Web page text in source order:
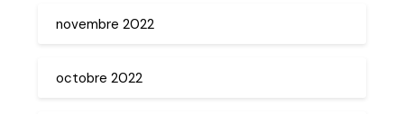
novembre 2022
octobre 2022